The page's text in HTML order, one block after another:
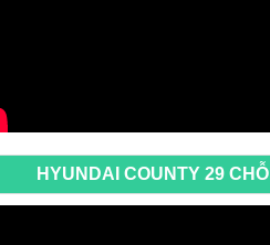
HYUNDAI COUNTY 29 CHỖ